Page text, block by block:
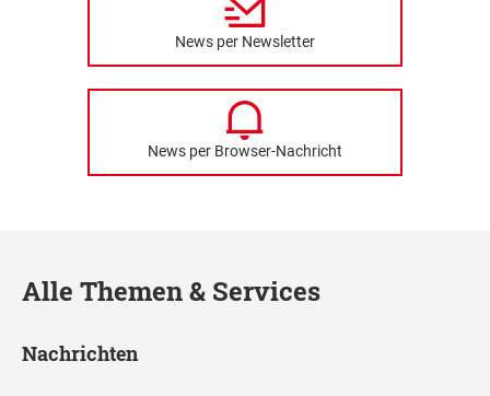
News per Newsletter
News per Browser-Nachricht
Alle Themen & Services
Nachrichten